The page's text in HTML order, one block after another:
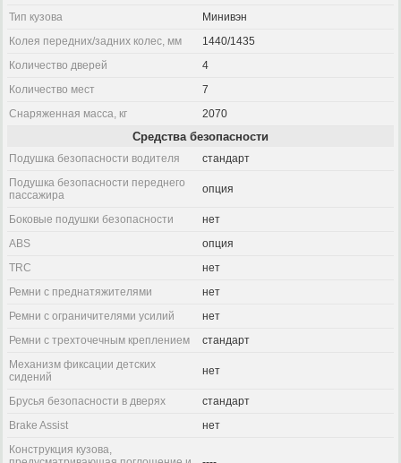
Тип кузова
Минивэн
Колея передних/задних колес, мм
1440/1435
Количество дверей
4
Количество мест
7
Снаряженная масса, кг
2070
Средства безопасности
Подушка безопасности водителя
стандарт
Подушка безопасности переднего
пассажира
опция
Боковые подушки безопасности
нет
ABS
опция
TRC
нет
Ремни с преднатяжителями
нет
Ремни с ограничителями усилий
нет
Ремни с трехточечным креплением
стандарт
Механизм фиксации детских
сидений
нет
Брусья безопасности в дверях
стандарт
Brake Assist
нет
Конструкция кузова,